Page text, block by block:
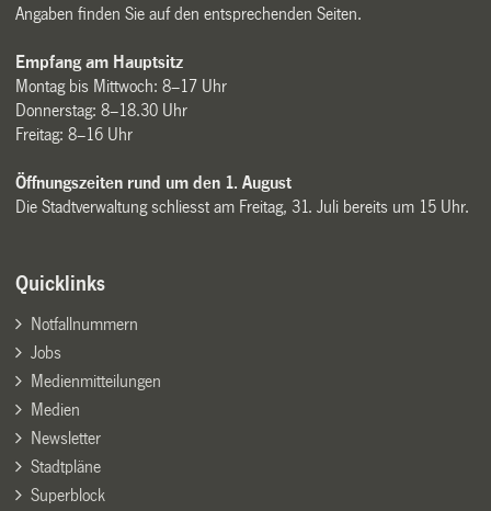
Angaben finden Sie auf den entsprechenden Seiten.
Empfang am Hauptsitz
Montag bis Mittwoch: 8–17 Uhr
Donnerstag: 8–18.30 Uhr
Freitag: 8–16 Uhr
Öffnungszeiten rund um den 1. August
Die Stadtverwaltung schliesst am Freitag, 31. Juli bereits um 15 Uhr.
Quicklinks
Notfallnummern
Jobs
Medienmitteilungen
Medien
Newsletter
Stadtpläne
Superblock